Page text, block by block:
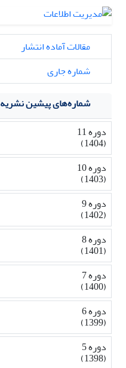
مقالات آماده انتشار
شماره جاری
شماره‌های پیشین نشریه
دوره 11
(1404)
دوره 10
(1403)
دوره 9
(1402)
دوره 8
(1401)
دوره 7
(1400)
دوره 6
(1399)
دوره 5
(1398)